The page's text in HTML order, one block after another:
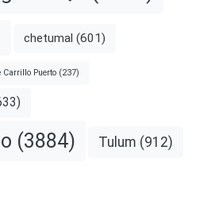
chetumal (601)
Carrillo Puerto (237)
(3884) Tulum (912)